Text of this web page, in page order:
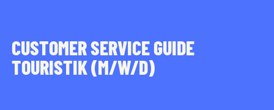
CUSTOMER SERVICE GUIDE
TOURISTIK (M/W/D)